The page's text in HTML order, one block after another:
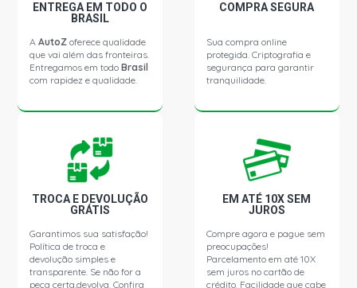
STRADA ADVENTURE CABINE ESTENDIDA PICKUP 1.8
8V POWERTRAIN FLEX (2006 - 2008)
STRADA ADVENTURE LOCKER PICKUP 1.8 8V
POWERTRAIN FLEX (2009 - 2012)
IDEA ADVENTURE MINIVAN 1.8 8V POWERTRAIN FLEX
ENTREGA EM TODO O
BRASIL
AAutoZ oferece qualidade
que vai além das fronteiras.
Entregamos em todoBrasil
com rapidez e qualidade.
COMPRA SEGURA
Sua compra online
protegida. Criptografia e
segurança para garantir
tranquilidade.
TROCA E DEVOLUÇÃO
GRÁTIS
Garantimos sua satisfação!
Política de troca e
devolução simples e
transparente. Se não for a
peça certa,devolva. Confira
EM ATÉ 10X SEM
JUROS
Compre agora e pague sem
preocupações!
Parcelamento em até 10X
sem juros no cartão de
crédito. Facilidade que cabe